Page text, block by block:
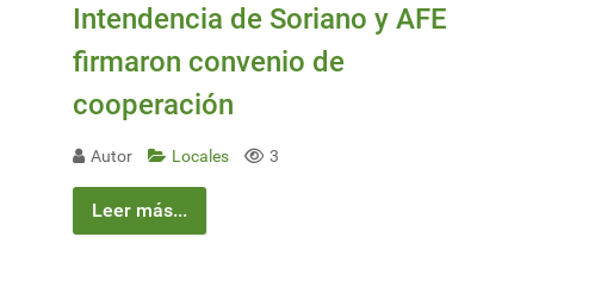
Intendencia de Soriano y AFE
firmaron convenio de
cooperación
Autor Locales 3
Leer más...